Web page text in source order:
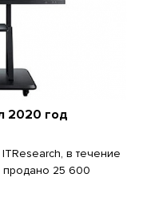
2020 год
в течение
продано 25 600